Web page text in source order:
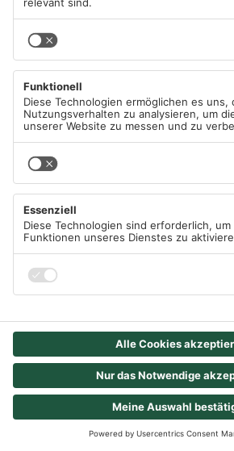
tft.fillScreen(
// headline
tft.setCursor(10,10);
tft.setTextColor
tft.setTextSize(3);
tft.print(sCountry+ ":");
// infected
tft.setTextColor
tft.print("Infected:");
tft.print
tft.setCursor(5,130);
ILI9341_GREEN);
"Recovered:");
tft.setCursor(190,130);
recovered);